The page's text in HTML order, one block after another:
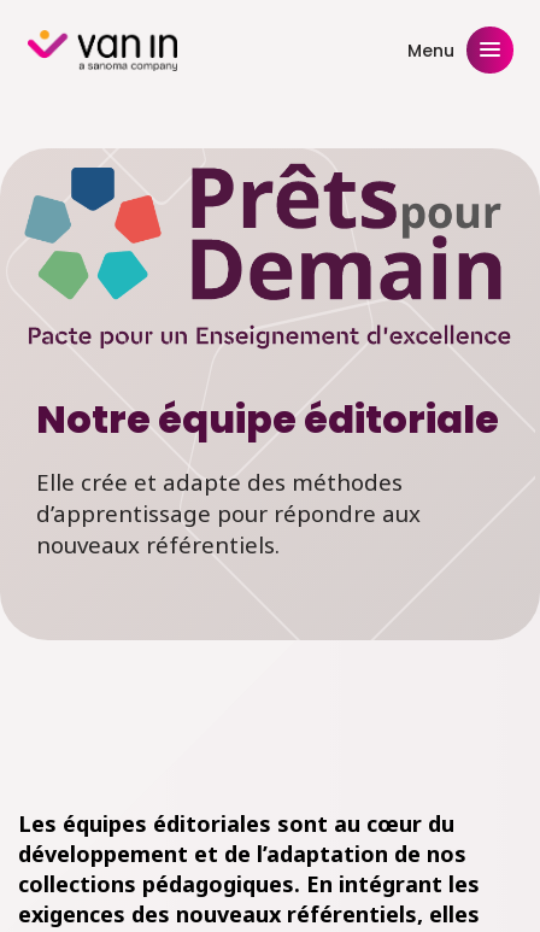
content Menu
Notre équipe éditoriale
Elle crée et adapte des méthodes
d’apprentissage pour répondre aux
nouveaux référentiels.
Les équipes éditoriales sont au cœur du
développement et de l’adaptation de nos
collections pédagogiques. En intégrant les
exigences des nouveaux référentiels, elles